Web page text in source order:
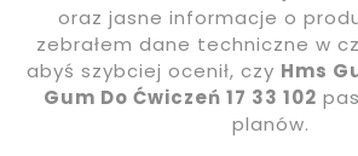
oraz jasne informacje o
zebrałem dane techniczne w
abyś szybciej ocenił, czy Hms
Gum Do Ćwiczeń 17 33 102
planów.